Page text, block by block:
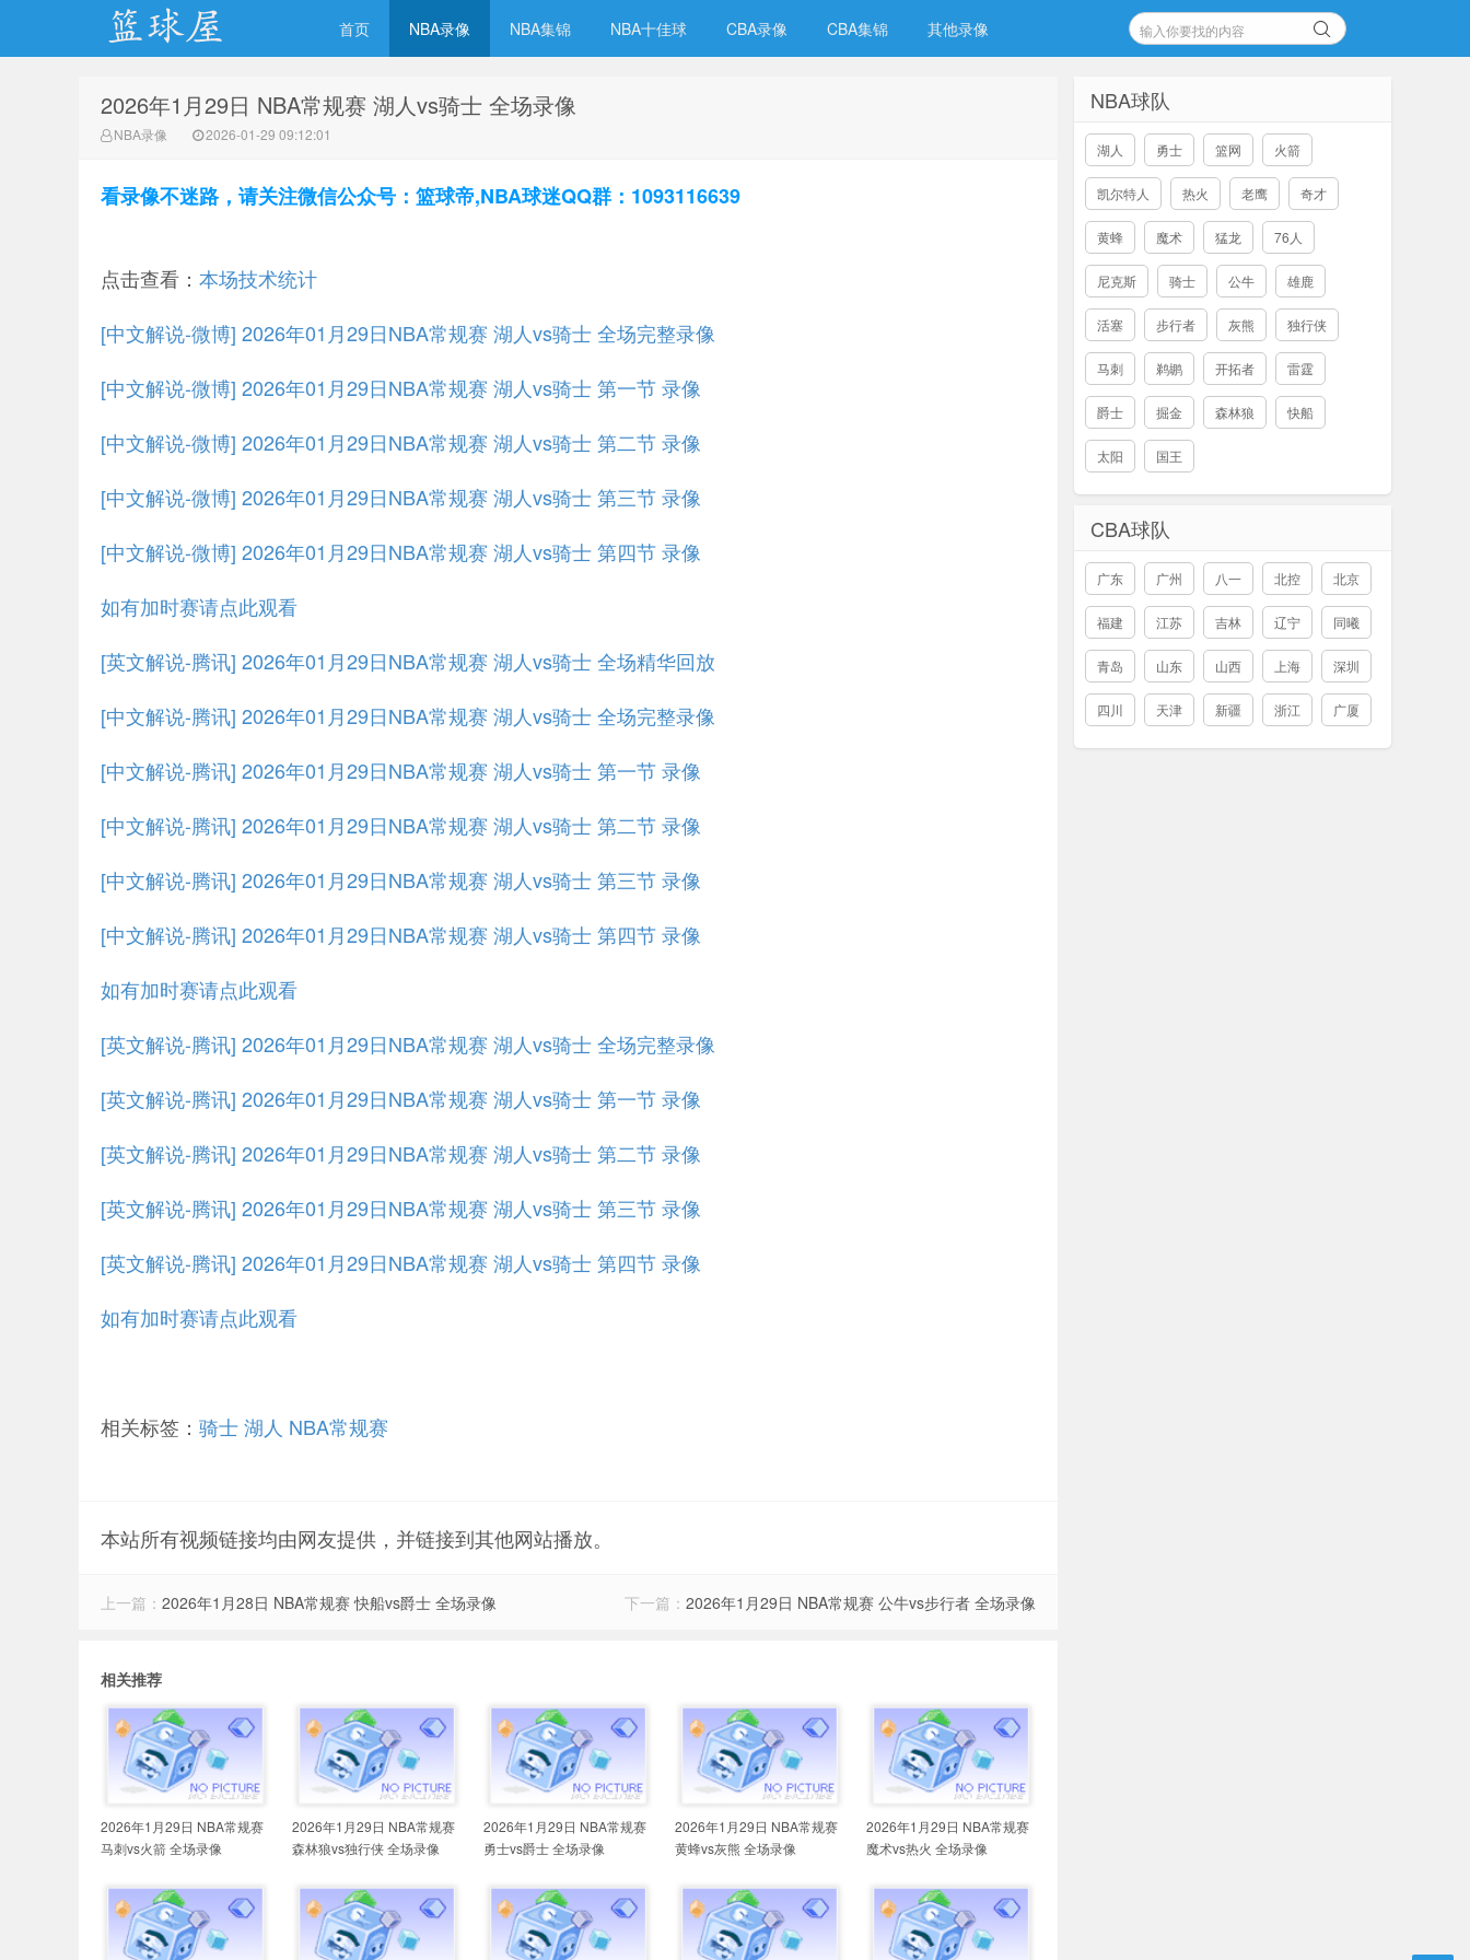
NBA录像网
首页 NBA录像 NBA集锦 NBA十佳球 CBA录像 CBA集锦 其他录像
2026年1月29日 NBA常规赛 湖人vs骑士 全场录像
NBA录像 2026-01-29 09:12:01
看录像不迷路，请关注微信公众号：篮球帝,NBA球迷QQ群：1093116639
点击查看： 本场技术统计
[中文解说-微博] 2026年01月29日NBA常规赛 湖人vs骑士 全场完整录像
[中文解说-微博] 2026年01月29日NBA常规赛 湖人vs骑士 第一节 录像
[中文解说-微博] 2026年01月29日NBA常规赛 湖人vs骑士 第二节 录像
[中文解说-微博] 2026年01月29日NBA常规赛 湖人vs骑士 第三节 录像
[中文解说-微博] 2026年01月29日NBA常规赛 湖人vs骑士 第四节 录像
如有加时赛请点此观看
[英文解说-腾讯] 2026年01月29日NBA常规赛 湖人vs骑士 全场精华回放
[中文解说-腾讯] 2026年01月29日NBA常规赛 湖人vs骑士 全场完整录像
[中文解说-腾讯] 2026年01月29日NBA常规赛 湖人vs骑士 第一节 录像
[中文解说-腾讯] 2026年01月29日NBA常规赛 湖人vs骑士 第二节 录像
[中文解说-腾讯] 2026年01月29日NBA常规赛 湖人vs骑士 第三节 录像
[中文解说-腾讯] 2026年01月29日NBA常规赛 湖人vs骑士 第四节 录像
如有加时赛请点此观看
[英文解说-腾讯] 2026年01月29日NBA常规赛 湖人vs骑士 全场完整录像
[英文解说-腾讯] 2026年01月29日NBA常规赛 湖人vs骑士 第一节 录像
[英文解说-腾讯] 2026年01月29日NBA常规赛 湖人vs骑士 第二节 录像
[英文解说-腾讯] 2026年01月29日NBA常规赛 湖人vs骑士 第三节 录像
[英文解说-腾讯] 2026年01月29日NBA常规赛 湖人vs骑士 第四节 录像
如有加时赛请点此观看
相关标签： 骑士湖人 NBA常规赛
本站所有视频链接均由网友提供，并链接到其他网站播放。
上一篇： 2026年1月28日 NBA常规赛 快船vs爵士 全场录像 下一篇： 2026年1月29日 NBA常规赛 公牛vs步行者 全场录像
相关推荐
2026年1月29日 NBA常规赛
马刺vs火箭 全场录像
2026年1月29日 NBA常规赛
森林狼vs独行侠 全场录像
2026年1月29日 NBA常规赛
勇士vs爵士 全场录像
2026年1月29日 NBA常规赛
黄蜂vs灰熊 全场录像
2026年1月29日 NBA常规赛
魔术vs热火 全场录像
NBA球队
湖人 勇士 篮网 火箭
凯尔特人 热火 老鹰 奇才
黄蜂 魔术 猛龙 76人
尼克斯 骑士 公牛 雄鹿
活塞 步行者 灰熊 独行侠
马刺 鹈鹕 开拓者 雷霆
爵士 掘金 森林狼 快船
太阳 国王
CBA球队
广东 广州 八一 北控 北京
福建 江苏 吉林 辽宁 同曦
青岛 山东 山西 上海 深圳
四川 天津 新疆 浙江 广厦